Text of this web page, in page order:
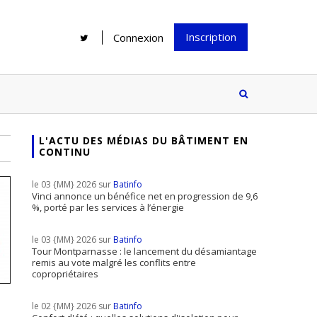
Connexion Inscription
idée mais...
Le print sous toutes ses formes a-t-
il encore sa place dans un monde
Rénover une salle de bains : gagner
supports
inscrire
à notre
?
L'ACTU DES MÉDIAS DU BÂTIMENT EN
CONTINU
le 03 {MM} 2026 surBatinfo
Vinci annonce un bénéfice net en progression de 9,6
%, porté par les services à l’énergie
le 03 {MM} 2026 surBatinfo
Tour Montparnasse : le lancement du désamiantage
remis au vote malgré les conflits entre
copropriétaires
le 02 {MM} 2026 surBatinfo